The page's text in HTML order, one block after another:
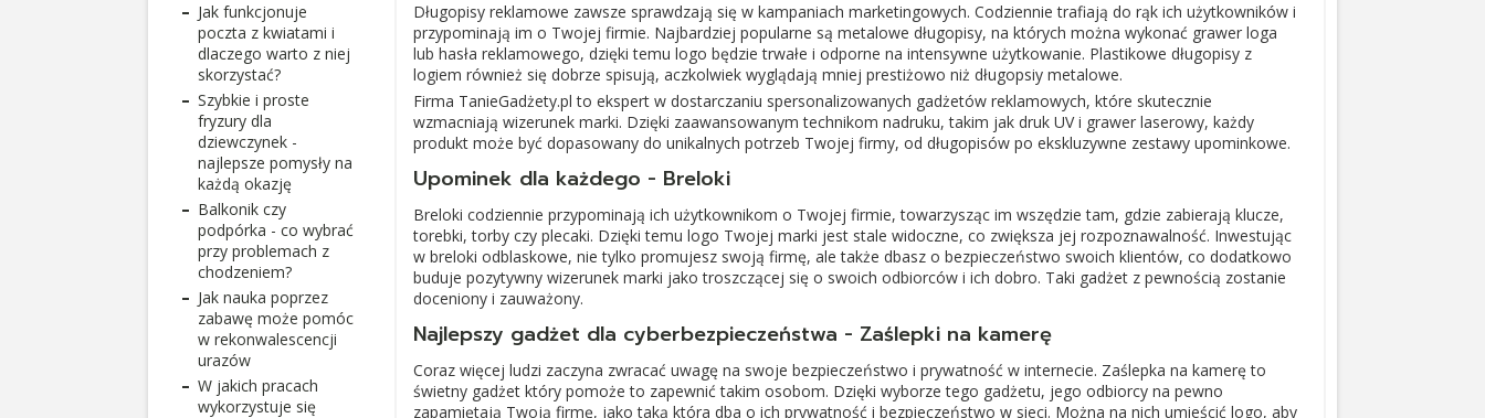
Jak funkcjonuje
poczta z kwiatami i
dlaczego warto z niej
skorzystać?
Szybkie i proste
fryzury dla
dziewczynek -
najlepsze pomysły na
każdą okazję
Balkonik czy
podpórka - co wybrać
przy problemach z
chodzeniem?
Jak nauka poprzez
zabawę może pomóc
w rekonwalescencji
urazów
W jakich pracach
wykorzystuje się
Długopisy reklamowe zawsze sprawdzają się w kampaniach marketingowych. Codziennie trafiają do rąk ich użytkowników i
przypominają im o Twojej firmie. Najbardziej popularne są metalowe długopisy, na których można wykonać grawer loga
lub hasła reklamowego, dzięki temu logo będzie trwałe i odporne na intensywne użytkowanie. Plastikowe długopisy z
logiem również się dobrze spisują, aczkolwiek wyglądają mniej prestiżowo niż długopsiy metalowe.
Firma TanieGadżety.pl to ekspert w dostarczaniu spersonalizowanych gadżetów reklamowych, które skutecznie
wzmacniają wizerunek marki. Dzięki zaawansowanym technikom nadruku, takim jak druk UV i grawer laserowy, każdy
produkt może być dopasowany do unikalnych potrzeb Twojej firmy, od długopisów po ekskluzywne zestawy upominkowe.
Upominek dla każdego - Breloki
Breloki codziennie przypominają ich użytkownikom o Twojej firmie, towarzysząc im wszędzie tam, gdzie zabierają klucze,
torebki, torby czy plecaki. Dzięki temu logo Twojej marki jest stale widoczne, co zwiększa jej rozpoznawalność. Inwestując
w breloki odblaskowe, nie tylko promujesz swoją firmę, ale także dbasz o bezpieczeństwo swoich klientów, co dodatkowo
buduje pozytywny wizerunek marki jako troszczącej się o swoich odbiorców i ich dobro. Taki gadżet z pewnością zostanie
doceniony i zauważony.
Najlepszy gadżet dla cyberbezpieczeństwa - Zaślepki na kamerę
Coraz więcej ludzi zaczyna zwracać uwagę na swoje bezpieczeństwo i prywatność w internecie. Zaślepka na kamerę to
świetny gadżet który pomoże to zapewnić takim osobom. Dzięki wyborze tego gadżetu, jego odbiorcy na pewno
zapamiętają Twoją firmę, jako taką która dba o ich prywatność i bezpieczeństwo w sieci. Można na nich umieścić logo, aby